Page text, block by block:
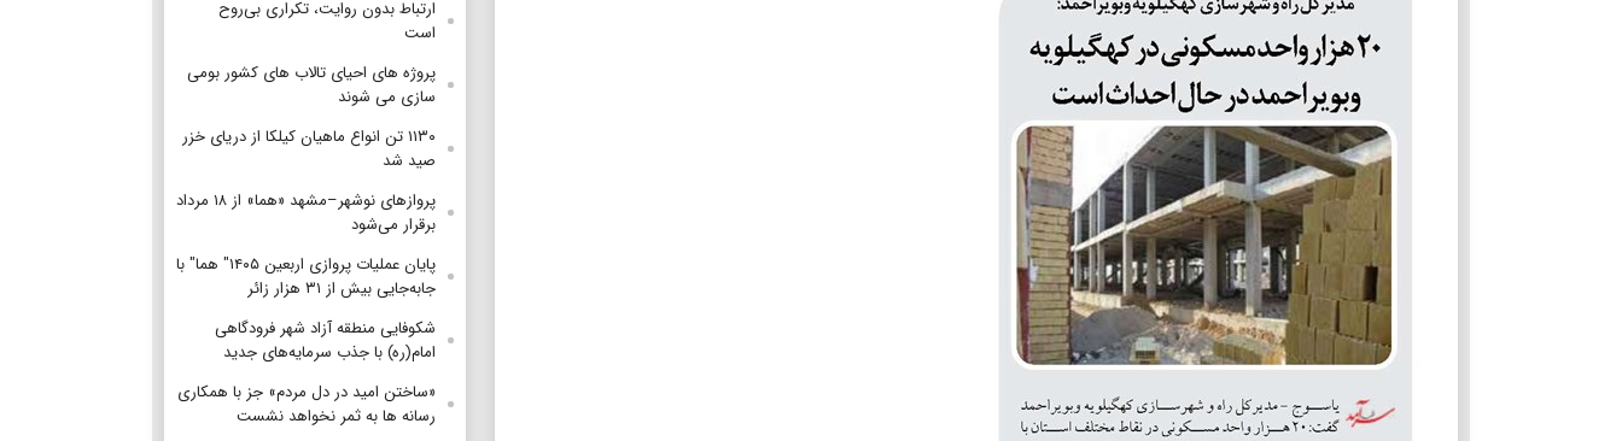
ارتباط بدون روایت، تکراری بی‌روح
است
پروژه های احیای تالاب های کشور بومی
سازی می شوند
۱۱۳۰ تن انواع ماهیان کیلکا از دریای خزر
صید شد
پروازهای نوشهر–مشهد «هما» از ۱۸ مرداد
برقرار می‌شود
پایان عملیات پروازی اربعین ۱۴۰۵" هما" با
جابه‌جایی بیش از ۳۱ هزار زائر
شکوفایی منطقه آزاد شهر فرودگاهی
امام(ره) با جذب سرمایه‌های جدید
«ساختن امید در دل مردم» جز با همکاری
رسانه ها به ثمر نخواهد نشست